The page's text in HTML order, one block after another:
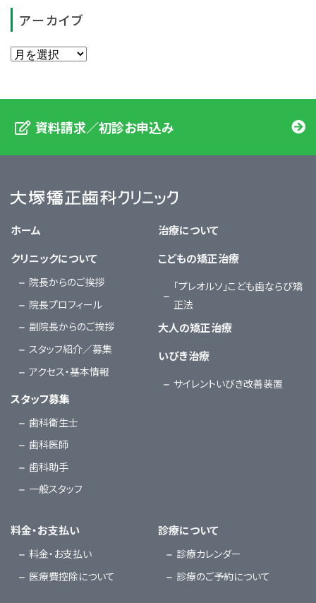
アーカイブ
資料請求／初診お申込み
ホーム
クリニックについて
院長からのご挨拶
院長プロフィール
副院長からのご挨拶
スタッフ紹介／募集
アクセス・基本情報
スタッフ募集
歯科衛生士
歯科医師
歯科助手
一般スタッフ
治療について
こどもの矯正治療
「プレオルソ」こども歯ならび矯
正法
大人の矯正治療
いびき治療
サイレントいびき改善装置
料金・お支払い
料金・お支払い
医療費控除について
診療について
診療カレンダー
診療のご予約について